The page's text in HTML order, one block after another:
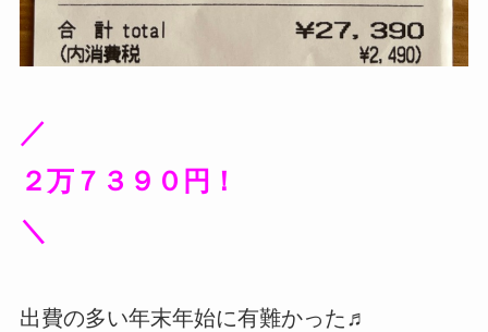
／
２万７３９０円！
＼
出費の多い年末年始に有難かった♬